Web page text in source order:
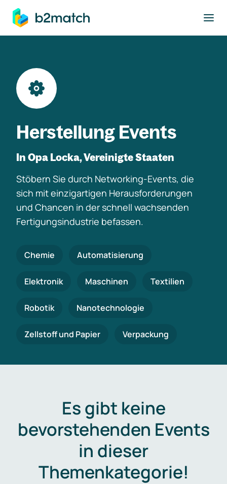
springen
Herstellung Events
In Opa Locka, Vereinigte Staaten
Stöbern Sie durch Networking-Events, die
sich mit einzigartigen Herausforderungen
und Chancen in der schnell wachsenden
Fertigungsindustrie befassen.
Chemie Automatisierung
Elektronik Maschinen Textilien
Robotik Nanotechnologie
Zellstoff und Papier Verpackung
Es gibt keine
bevorstehenden Events
in dieser
Themenkategorie!